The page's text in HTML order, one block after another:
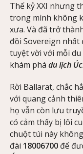
Thế kỷ XXI nhưng
trong mình không
xưa. Và đã trở
đồi Sovereign
tuyệt vời với mỗi
khám phá du lịch
Rời Ballarat, chắc
với quang cảnh
họ vẫn còn lưu
có cảm thấy bị lôi
chuột túi này
đài 18006700 để